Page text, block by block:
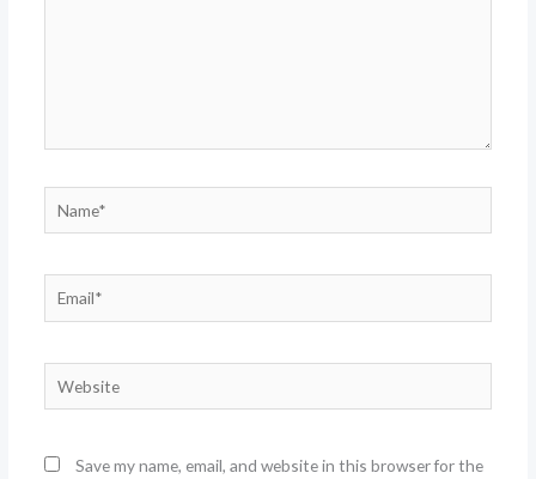
Name*
Email*
Website
Save my name, email, and website in this browser for the